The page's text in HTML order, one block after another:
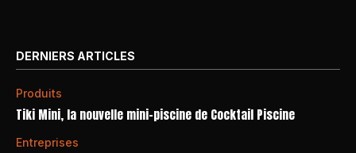
DERNIERS ARTICLES
Produits
Tiki Mini, la nouvelle mini-piscine de Cocktail Piscine
Entreprises